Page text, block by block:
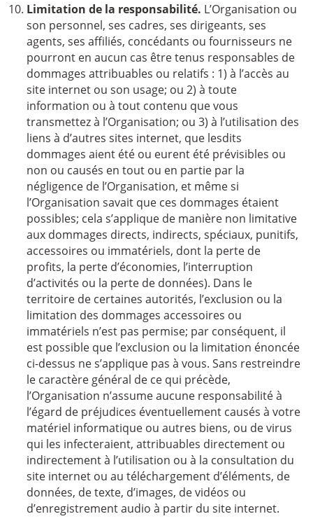
Limitation de la responsabilité. L’Organisation ou
son personnel, ses cadres, ses dirigeants, ses
agents, ses affiliés, concédants ou fournisseurs ne
pourront en aucun cas être tenus responsables de
dommages attribuables ou relatifs : 1) à l’accès au
site internet ou son usage; ou 2) à toute
information ou à tout contenu que vous
transmettez à l’Organisation; ou 3) à l’utilisation des
liens à d’autres sites internet, que lesdits
dommages aient été ou eurent été prévisibles ou
non ou causés en tout ou en partie par la
négligence de l’Organisation, et même si
l’Organisation savait que ces dommages étaient
possibles; cela s’applique de manière non limitative
aux dommages directs, indirects, spéciaux, punitifs,
accessoires ou immatériels, dont la perte de
profits, la perte d’économies, l’interruption
d’activités ou la perte de données). Dans le
territoire de certaines autorités, l’exclusion ou la
limitation des dommages accessoires ou
immatériels n’est pas permise; par conséquent, il
est possible que l’exclusion ou la limitation énoncée
ci-dessus ne s’applique pas à vous. Sans restreindre
le caractère général de ce qui précède,
l’Organisation n’assume aucune responsabilité à
l’égard de préjudices éventuellement causés à votre
matériel informatique ou autres biens, ou de virus
qui les infecteraient, attribuables directement ou
indirectement à l’utilisation ou à la consultation du
site internet ou au téléchargement d’éléments, de
données, de texte, d’images, de vidéos ou
d’enregistrement audio à partir du site internet.